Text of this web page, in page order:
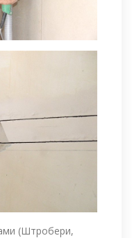
(Штробери,